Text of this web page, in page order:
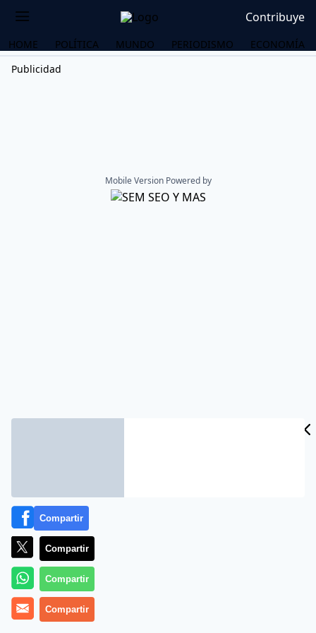
Contribuye
HOME POLÍTICA MUNDO PERIODISMO
ECONOMÍA
Publicidad
Mobile Version Powered by
Compartir
Compartir
Compartir
Compartir